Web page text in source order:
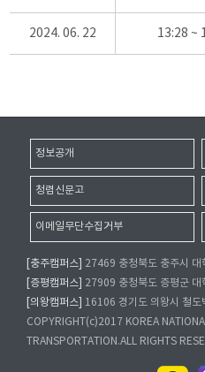
2024. 06. 22 13:28 ~
정보공개
청렴신문고
이메일무단수집거부
[충주캠퍼스]
27469 충청북도 충주시
[증평캠퍼스]
27909 충청북도 증평군
[의왕캠퍼스]
16106 경기도 의왕시 철
COPYRIGHT(c)2017 KOREA
TRANSPORTATION.ALL RIGHTS